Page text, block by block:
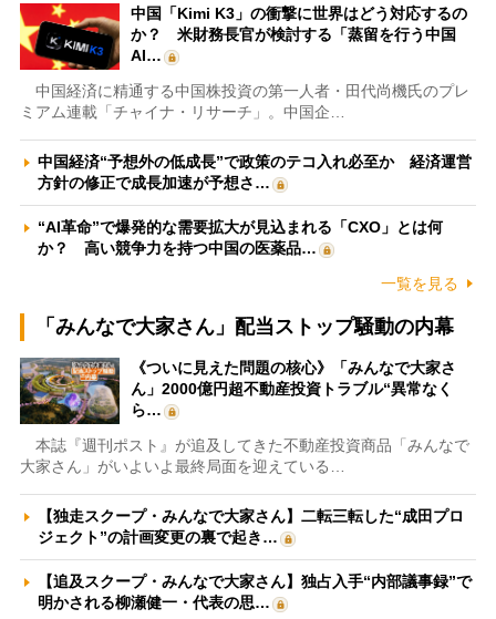
中国「Kimi K3」の衝撃に世界はどう対応するの
か？ 米財務長官が検討する「蒸留を行う中国
AI…
中国経済に精通する中国株投資の第一人者・田代尚機氏のプレ
ミアム連載「チャイナ・リサーチ」。中国企…
中国経済“予想外の低成長”で政策のテコ入れ必至か 経済運営
方針の修正で成長加速が予想さ…
“AI革命”で爆発的な需要拡大が見込まれる「CXO」とは何
か？ 高い競争力を持つ中国の医薬品…
一覧を見る
「みんなで大家さん」配当ストップ騒動の内幕
《ついに見えた問題の核心》「みんなで大家さ
ん」2000億円超不動産投資トラブル“異常なく
ら…
本誌『週刊ポスト』が追及してきた不動産投資商品「みんなで
大家さん」がいよいよ最終局面を迎えている…
【独走スクープ・みんなで大家さん】二転三転した“成田プロ
ジェクト”の計画変更の裏で起き…
【追及スクープ・みんなで大家さん】独占入手“内部議事録”で
明かされる柳瀬健一・代表の思…